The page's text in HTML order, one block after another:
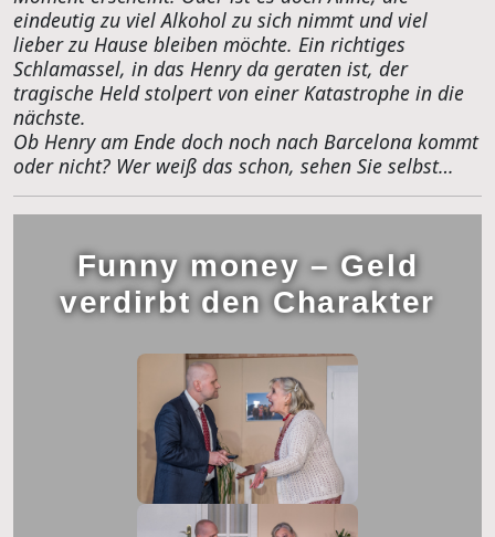
eindeutig zu viel Alkohol zu sich nimmt und viel
lieber zu Hause bleiben möchte. Ein richtiges
Schlamassel, in das Henry da geraten ist, der
tragische Held stolpert von einer Katastrophe in die
nächste.
Ob Henry am Ende doch noch nach Barcelona kommt
oder nicht? Wer weiß das schon, sehen Sie selbst…
Funny money – Geld
verdirbt den Charakter